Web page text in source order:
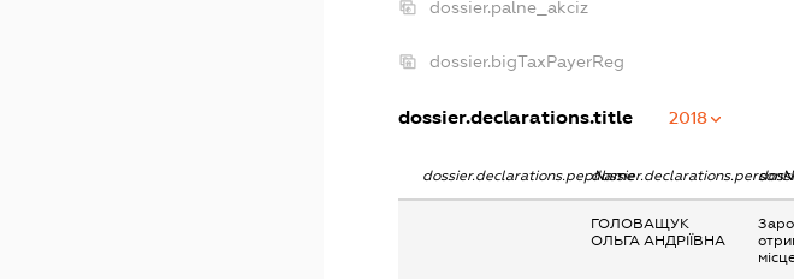
dossier.palne_akciz
dossier.bigTaxPayerReg
dossier.declarations.title 2018
dossier.declarations.pepName
ГОЛОВАЩУК
ОЛЬГА АНДРІЇВНА